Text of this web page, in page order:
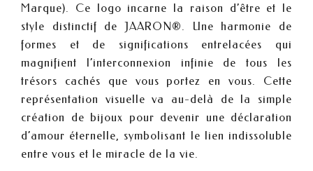
Marque). Ce logo incarne la raison d’être et le
style distinctif de JAARON®. Une harmonie de
formes et de significations entrelacées qui
magnifient l’interconnexion infinie de tous les
trésors cachés que vous portez en vous. Cette
représentation visuelle va au-delà de la simple
création de bijoux pour devenir une déclaration
d’amour éternelle, symbolisant le lien indissoluble
entre vous et le miracle de la vie.